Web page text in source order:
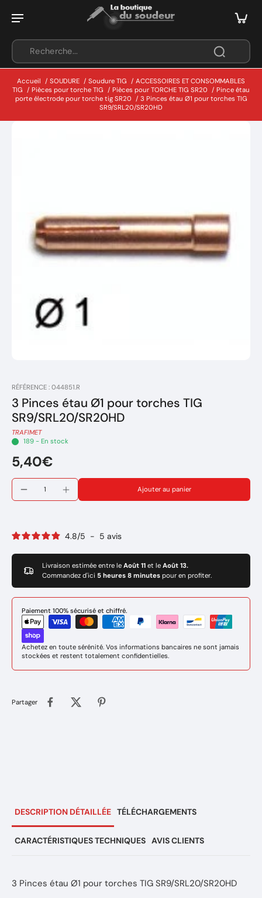
Accueil / SOUDURE / Soudure TIG / ACCESSOIRES ET CONSOMMABLES
TIG / Pièces pour torche TIG / Pièces pour TORCHE TIG SR20 / Pince étau
porte électrode pour torche tig SR20 / 3 Pinces étau Ø1 pour torches TIG
SR9/SRL20/SR20HD
RÉFÉRENCE : 044851.R
3 Pinces étau Ø1 pour torches TIG
SR9/SRL20/SR20HD
TRAFIMET
189 - En stock
5,40€
Ajouter au panier
4.8/5 - 5 avis
Livraison estimée entre le Août 11 et le Août 13.
Commandez d'ici 5 heures 8 minutes pour en profiter.
Paiement 100% sécurisé et chiffré.
Achetez en toute sérénité. Vos informations bancaires ne sont jamais
stockées et restent totalement confidentielles.
Partager
DESCRIPTION DÉTAILLÉE TÉLÉCHARGEMENTS
CARACTÉRISTIQUES TECHNIQUES AVIS CLIENTS
3 Pinces étau Ø1 pour torches TIG SR9/SRL20/SR20HD